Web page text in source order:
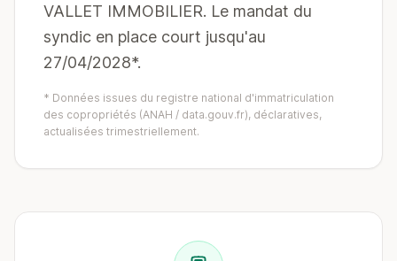
VALLET IMMOBILIER. Le mandat du
syndic en place court jusqu'au
27/04/2028*.
* Données issues du registre national d'immatriculation
des copropriétés (ANAH / data.gouv.fr), déclaratives,
actualisées trimestriellement.